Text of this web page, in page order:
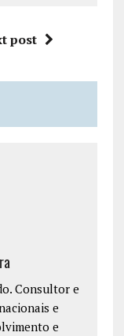
post
Consultor e
e
e